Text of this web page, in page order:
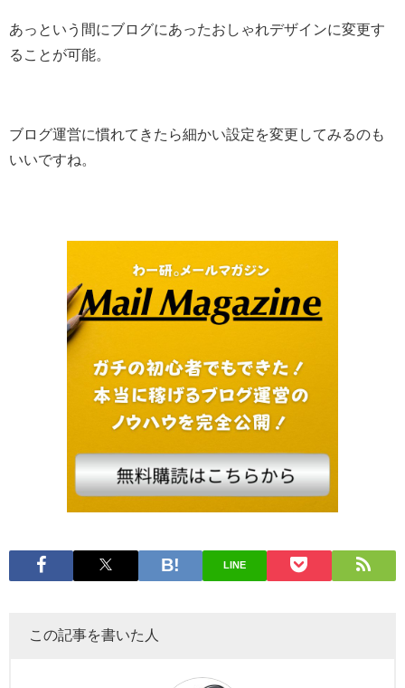
あっという間にブログにあったおしゃれデザインに変更す
ることが可能。
ブログ運営に慣れてきたら細かい設定を変更してみるのも
いいですね。
LINE
この記事を書いた人